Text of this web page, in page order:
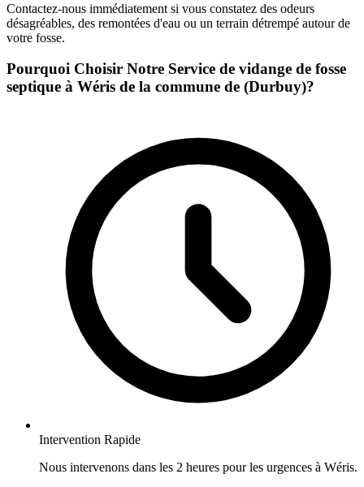
Contactez-nous immédiatement si vous constatez des odeurs
désagréables, des remontées d'eau ou un terrain détrempé autour de
votre fosse.
Pourquoi Choisir Notre Service de vidange de fosse
septique à Wéris de la commune de (Durbuy)?
Intervention Rapide
Nous intervenons dans les 2 heures pour les urgences à Wéris.